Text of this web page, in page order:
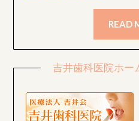
READ
吉井歯科医院ホー